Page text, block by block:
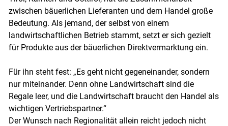
zwischen bäuerlichen Lieferanten und dem Handel große
Bedeutung. Als jemand, der selbst von einem
landwirtschaftlichen Betrieb stammt, setzt er sich gezielt
für Produkte aus der bäuerlichen Direktvermarktung ein.
Für ihn steht fest: „Es geht nicht gegeneinander, sondern
nur miteinander. Denn ohne Landwirtschaft sind die
Regale leer, und die Landwirtschaft braucht den Handel als
wichtigen Vertriebspartner.“
Der Wunsch nach Regionalität allein reicht jedoch nicht